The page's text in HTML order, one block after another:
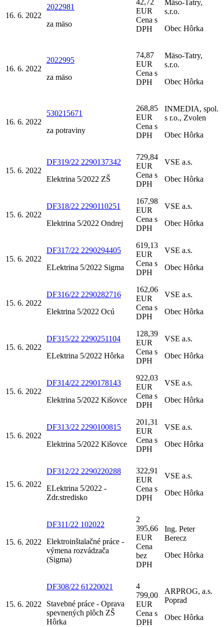
16. 6. 2022
2022981
za mäso
EUR
Cena s
DPH
Mäso-Tatry,
s.r.o.
Obec Hôrka
16. 6. 2022
2022995
za mäso
74,87
EUR
Cena s
DPH
Mäso-Tatry,
s.r.o.
Obec Hôrka
16. 6. 2022
530215671
za potraviny
268,85
EUR
Cena s
DPH
INMEDIA, spol.
s r.o., Zvolen
Obec Hôrka
15. 6. 2022
DF319/22 2290137342
Elektrina 5/2022 ZŠ
729,84
EUR
Cena s
DPH
VSE a.s.
Obec Hôrka
15. 6. 2022
DF318/22 2290110251
Elektrina 5/2022 Ondrej
167,98
EUR
Cena s
DPH
VSE a.s.
Obec Hôrka
15. 6. 2022
DF317/22 2290294405
ELektrina 5/2022 Sigma
619,13
EUR
Cena s
DPH
VSE a.s.
Obec Hôrka
15. 6. 2022
DF316/22 2290282716
Elektrina 5/2022 Ocú
162,06
EUR
Cena s
DPH
VSE a.s.
Obec Hôrka
15. 6. 2022
DF315/22 2290251104
ELektrina 5/2022 Hôrka
128,39
EUR
Cena s
DPH
VSE a.s.
Obec Hôrka
15. 6. 2022
DF314/22 2290178143
Elektrina 5/2022 Kišovce
922,03
EUR
Cena s
DPH
VSE a.s.
Obec Hôrka
15. 6. 2022
DF313/22 2290100815
Elektrina 5/2022 Kišovce
201,31
EUR
Cena s
DPH
VSE a.s.
Obec Hôrka
15. 6. 2022
DF312/22 2290220288
ELektrina 5/2022 -
Zdr.stredisko
322,91
EUR
Cena s
DPH
VSE a.s.
Obec Hôrka
15. 6. 2022
DF311/22 102022
Elektroinštalačné práce -
výmena rozvádzača
(Sigma)
2
395,66
EUR
Cena
bez
DPH
Ing. Peter
Berecz
Obec Hôrka
15. 6. 2022
DF308/22 61220021
Stavebné práce - Oprava
spevnených plôch ZŠ
Hôrka
4
799,00
EUR
Cena s
DPH
ARPROG, a.s.
Poprad
Obec Hôrka